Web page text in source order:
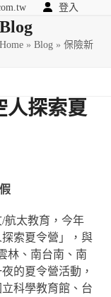
登入
Blog
Home »Blog »保險新
人探索夏
航太教育，今年
索夏令營」，與
林、南台南、南
的夏令營活動，
科學教育館、台